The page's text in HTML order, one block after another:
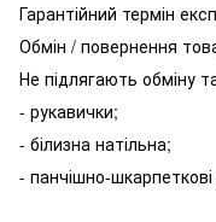
Гарантійний термін
Обмін / повернення
Не підлягають обміну
- рукавички;
- білизна натільна;
- панчішно-